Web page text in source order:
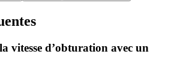
vitesse d’obturation avec un